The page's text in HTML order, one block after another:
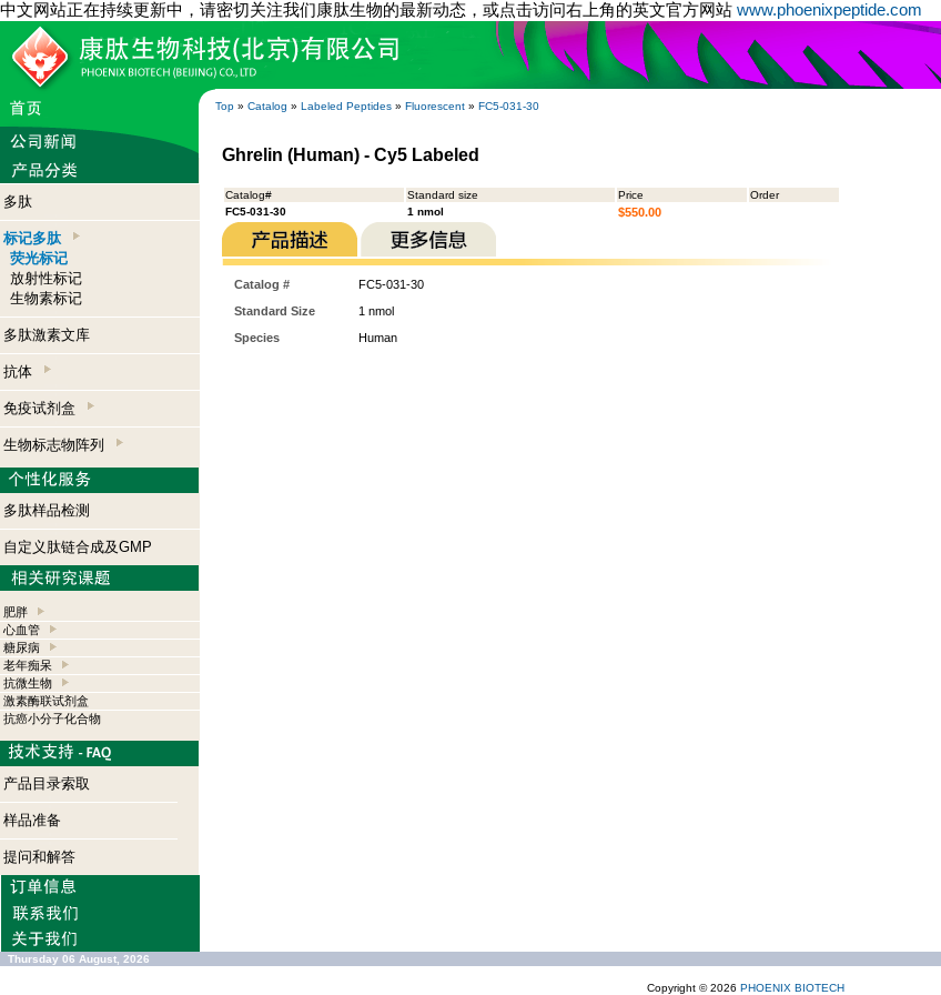
中文网站正在持续更新中，请密切关注我们康肽生物的最新动态，或点击访问右上角的英文官方网站 www.phoenixpeptide.com
Top » Catalog » Labeled Peptides » Fluorescent » FC5-031-30
多肽
标记多肽
荧光标记
放射性标记
生物素标记
多肽激素文库
抗体
免疫试剂盒
生物标志物阵列
多肽样品检测
自定义肽链合成及GMP
肥胖
心血管
糖尿病
老年痴呆
抗微生物
激素酶联试剂盒
抗癌小分子化合物
产品目录索取
样品准备
提问和解答
Ghrelin (Human) - Cy5 Labeled
Catalog# Standard size Price
Order
FC5-031-30
1 nmol $550.00
Catalog #
FC5-031-30
Standard Size
1 nmol
Species
Human
Thursday 06 August, 2026
Copyright © 2026 PHOENIX BIOTECH